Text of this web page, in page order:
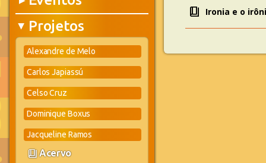
▶ Projetos
Alexandre de Melo
Carlos Japiassú
Celso Cruz
Dominique Boxus
Jacqueline Ramos
book_4Acervo
book_4 Ironia e o